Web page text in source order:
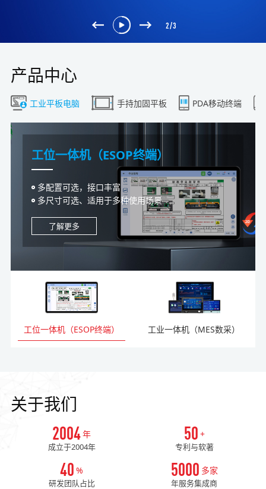
2/3
产品中心
工业平板电脑 手持加固平板 PDA移动终端
工位一体机（ESOP终端）
多配置可选，接口丰富
多尺寸可选、适用于多种使用场景
了解更多
工业一体机（MES数采）
集数采与控制一体设计，数采无障碍
人脸识别、读卡、声光告警、IO输入输出
了解更多
工控一体机（机械设备）
全封闭设计理念，防护性更高
人机界面、PLC通讯、控制终端
了解更多
液晶一体机（电子看板）
立柜式/壁挂式，电容/电阻可选
配置灵活选配，规格32寸-110寸
了解更多
MES工位机（报工终端）
集显示，交互，数采，控制于一体智能终端
支持安卓，Linux，WIN系统，规格4.3/7/10/15寸
了解更多
工控主机（看板控制器）
数字化工厂大屏电子看板系统控制器
IO/通讯/数采接口丰富，具备断电保护
了解更多
工位一体机（ESOP终端） 工业一体机（MES数采）
关于我们
2004年
成立于2004年
50 +
专利与软著
40 %
研发团队占比
5000 多家
年服务集成商